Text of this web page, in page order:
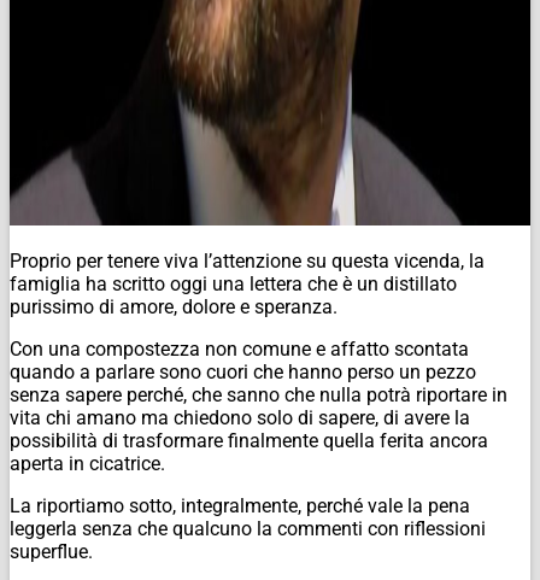
Proprio per tenere viva l’attenzione su questa vicenda, la
famiglia ha scritto oggi una lettera che è un distillato
purissimo di amore, dolore e speranza.
Con una compostezza non comune e affatto scontata
quando a parlare sono cuori che hanno perso un pezzo
senza sapere perché, che sanno che nulla potrà riportare in
vita chi amano ma chiedono solo di sapere, di avere la
possibilità di trasformare finalmente quella ferita ancora
aperta in cicatrice.
La riportiamo sotto, integralmente, perché vale la pena
leggerla senza che qualcuno la commenti con riflessioni
superflue.